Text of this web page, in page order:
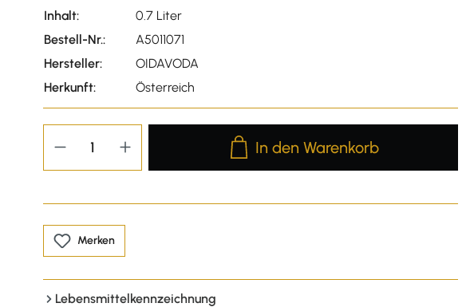
Inhalt:
0.7 Liter
Bestell-Nr.:
A5011071
Hersteller:
OIDAVODA
Herkunft:
Österreich
Produkt Anzahl: Gib den
In den Warenkorb
Merken
Lebensmittelkennzeichnung